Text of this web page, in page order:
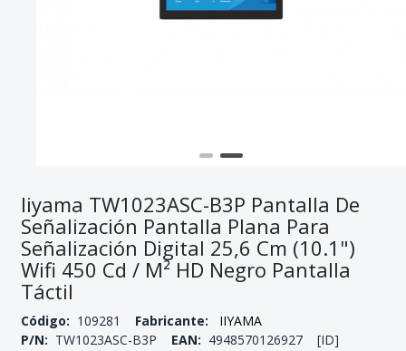
Iiyama TW1023ASC-B3P Pantalla De
Señalización Pantalla Plana Para
Señalización Digital 25,6 Cm (10.1")
Wifi 450 Cd / M² HD Negro Pantalla
Táctil
Código: 109281 Fabricante:
IIYAMA
P/N: TW1023ASC-B3P EAN: 4948570126927 [ID]